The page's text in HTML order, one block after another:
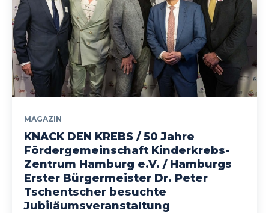
MAGAZIN
KNACK DEN KREBS / 50 Jahre
Fördergemeinschaft Kinderkrebs-
Zentrum Hamburg e.V. / Hamburgs
Erster Bürgermeister Dr. Peter
Tschentscher besuchte
Jubiläumsveranstaltung